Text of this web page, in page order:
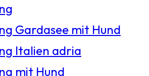
Gardasee mit Hund
Italien adria
mit Hund